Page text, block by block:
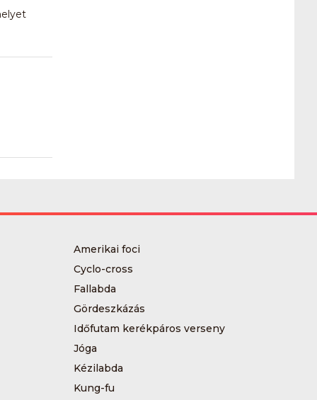
Amerikai foci
Cyclo-cross
Fallabda
Gördeszkázás
Időfutam kerékpáros verseny
Jóga
Kézilabda
Kung-fu